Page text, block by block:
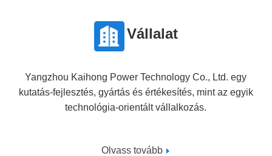
Vállalat
Yangzhou Kaihong Power Technology Co., Ltd. egy
kutatás-fejlesztés, gyártás és értékesítés, mint az egyik
technológia-orientált vállalkozás.
Olvass tovább